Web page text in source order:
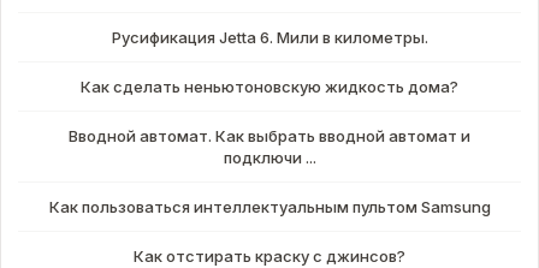
Русификация Jetta 6. Мили в километры.
Как сделать неньютоновскую жидкость дома?
Вводной автомат. Как выбрать вводной автомат и
подключи ...
Как пользоваться интеллектуальным пультом Samsung
Как отстирать краску с джинсов?